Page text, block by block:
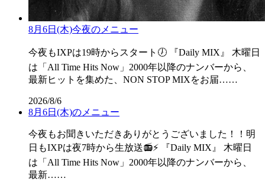
8月6日(木)今夜のメニュー
今夜もIXPは19時からスタート🕖 『Daily MIX』 木曜日
は「All Time Hits Now」2000年以降のナンバーから、
最新ヒットを集めた、NON STOP MIXをお届……
2026/8/6
8月6日(木)のメニュー
今夜もお聞きいただきありがとうございました！！明
日もIXPは夜7時から生放送📻⚡ 『Daily MIX』 木曜日
は「All Time Hits Now」2000年以降のナンバーから、
最新……